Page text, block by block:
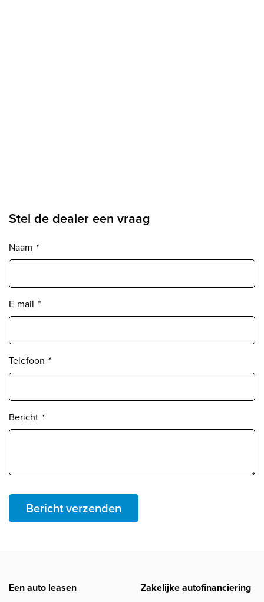
Stel de dealer een vraag
Naam *
E-mail *
Telefoon *
Bericht *
Bericht verzenden
Een auto leasen Zakelijke autofinanciering